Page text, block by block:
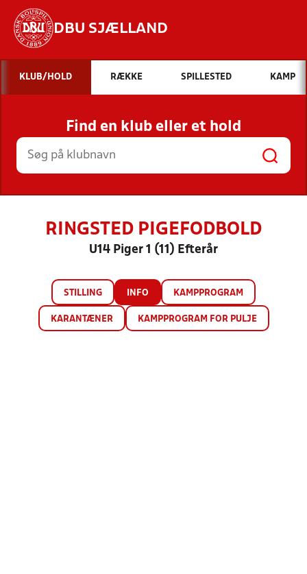
DBU SJÆLLAND
Hvad vil du søge efter?
INDHOLD OG NYHEDER
STILLINGER, RESULTATER, KLUBBER OG
HOLD
KLUB/HOLD RÆKKE SPILLESTED KAMP
Find en klub eller et hold
RINGSTED PIGEFODBOLD
U14 Piger 1 (11) Efterår
STILLING INFO KAMPPROGRAM
KARANTÆNER KAMPPROGRAM FOR PULJE